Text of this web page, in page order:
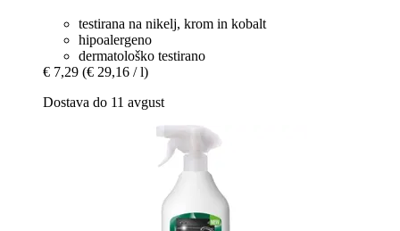
testirana na nikelj, krom in kobalt
hipoalergeno
dermatološko testirano
€ 7,29 (€ 29,16 / l)
Dostava do 11 avgust